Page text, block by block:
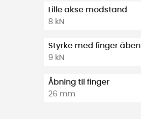
Lille akse modstand
8 kN
Styrke med finger åben
9 kN
Åbning til finger
26 mm